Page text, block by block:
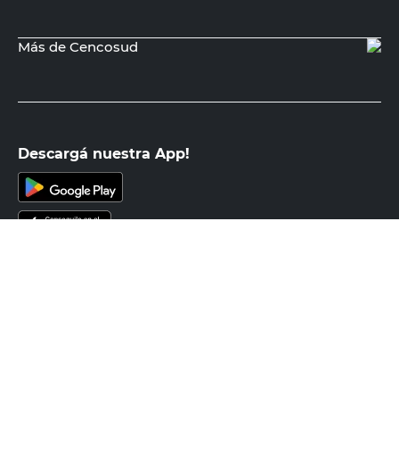
Más de Cencosud
Descargá nuestra App!